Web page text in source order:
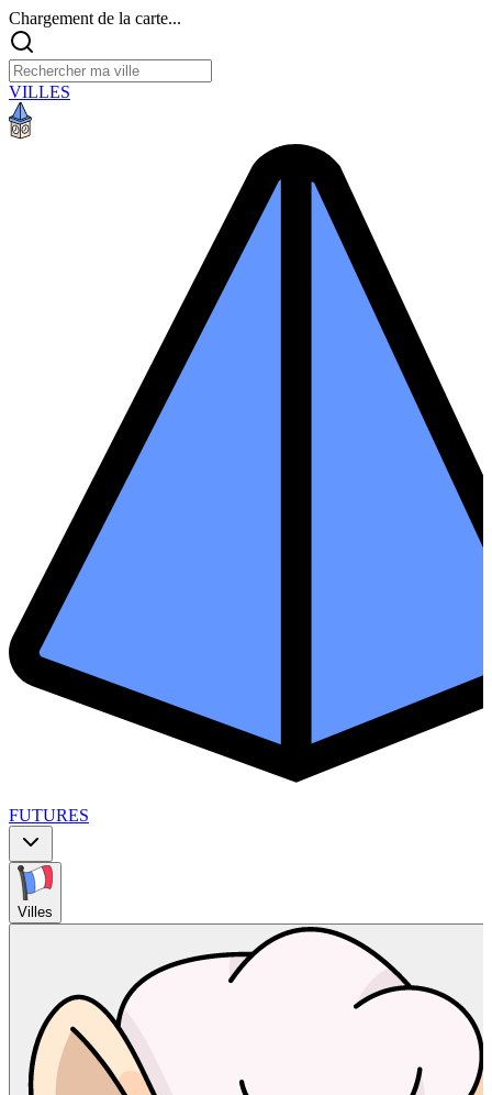
Chargement de la carte...
VILLES
FUTURES
Villes